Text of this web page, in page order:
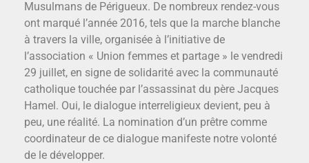
Musulmans de Périgueux. De nombreux rendez-vous
ont marqué l’année 2016, tels que la marche blanche
à travers la ville, organisée à l’initiative de
l’association « Union femmes et partage » le vendredi
29 juillet, en signe de solidarité avec la communauté
catholique touchée par l’assassinat du père Jacques
Hamel. Oui, le dialogue interreligieux devient, peu à
peu, une réalité. La nomination d’un prêtre comme
coordinateur de ce dialogue manifeste notre volonté
de le développer.